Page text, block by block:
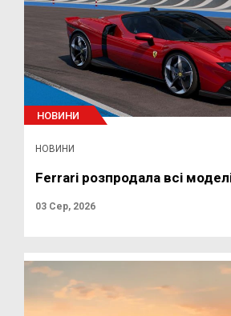
НОВИНИ
НОВИНИ
Ferrari розпродала всі
03 Сер, 2026